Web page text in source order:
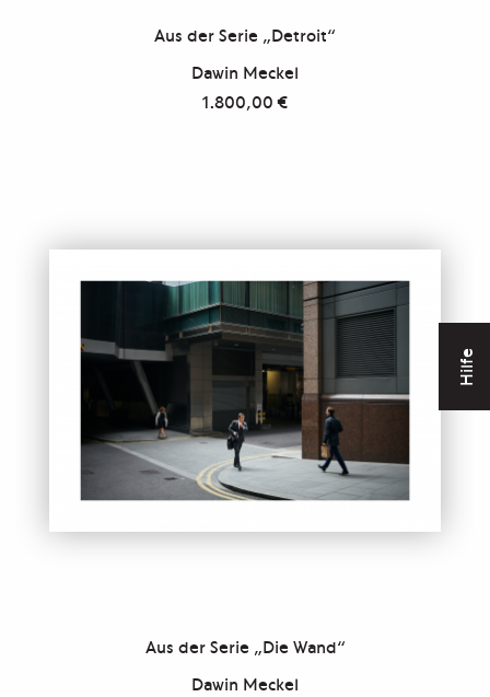
Hilfe
Aus der Serie „Detroit“
Dawin Meckel
1.800,00€
Aus der Serie „Die Wand“
Dawin Meckel